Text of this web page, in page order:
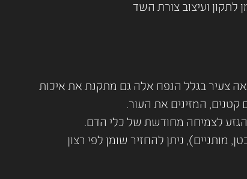
לתקון ועיצוב צורת השד
אחרי גיל 60. הזרקה זאת לא רק נותנת מראה צעיר בגלל הנפח אלה גם מתקנת את איכות
קטנים, המזינים את העור.
לצמיחה מחודשת של כלי הדם.
ניתן להחזיר שומן לפי רצון